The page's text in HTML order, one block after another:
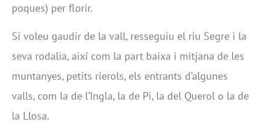
poques) per florir.
Si voleu gaudir de la vall, resseguiu el riu Segre i la
seva rodalia, així com la part baixa i mitjana de les
muntanyes, petits rierols, els entrants d’algunes
valls, com la de l’Ingla, la de Pi, la del Querol o la de
la Llosa.